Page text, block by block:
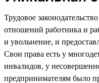
Трудовое
отношений работника и
и увольнение, и
Свои права есть у
инвалидов, у
предпринимателям было